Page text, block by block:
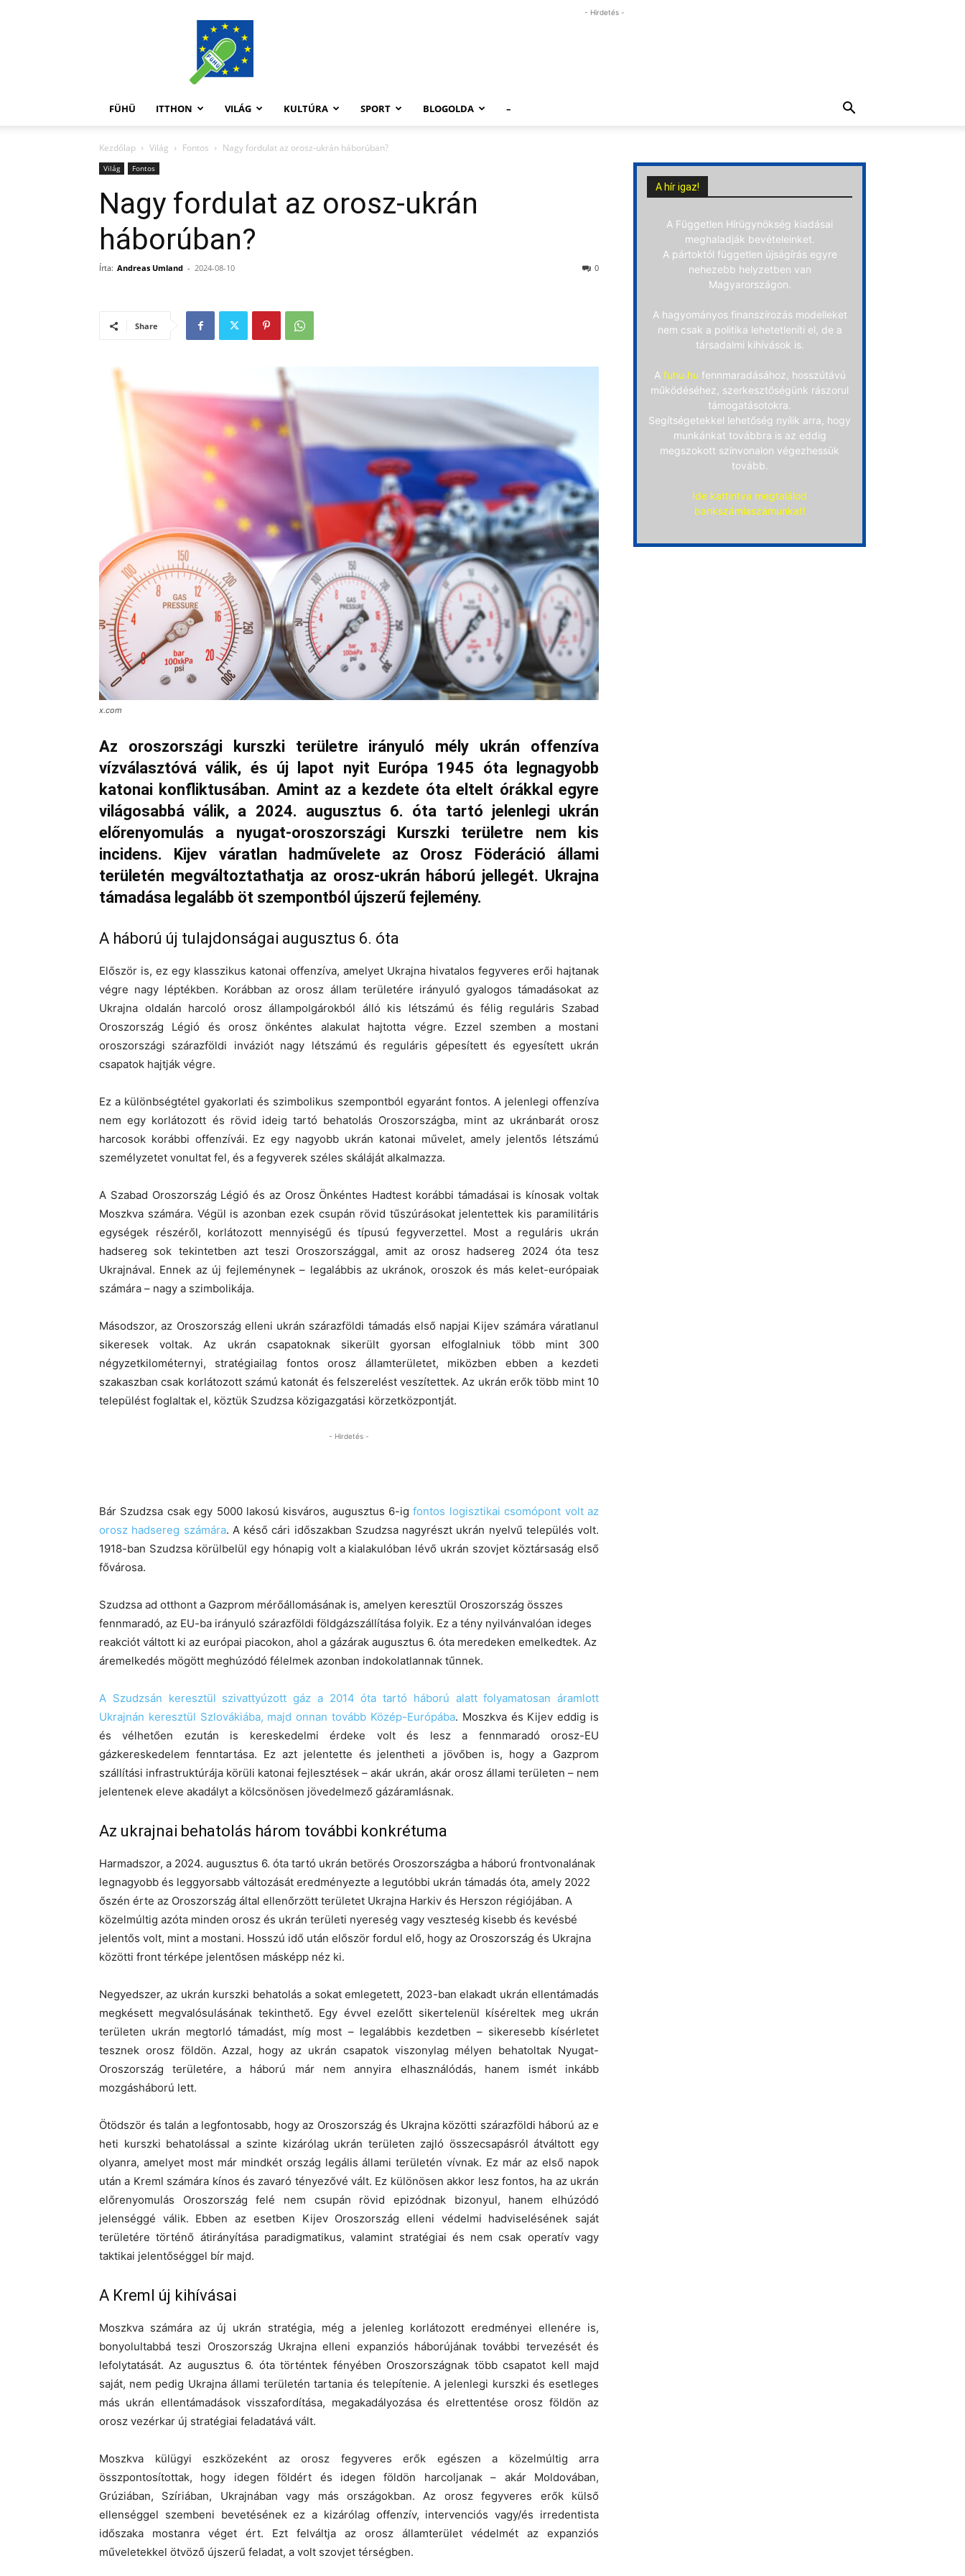
FüHü
- Hirdetés -
FÜHÜ ITTHON VILÁG KULTÚRA SPORT BLOGOLDA –
Kezdőlap Világ Fontos Nagy fordulat az orosz-ukrán háborúban?
Világ Fontos
Nagy fordulat az orosz-ukrán
háborúban?
Írta: Andreas Umland - 2024-08-10 0
Share
x.com
Az oroszországi kurszki területre irányuló mély ukrán offenzíva
vízválasztóvá válik, és új lapot nyit Európa 1945 óta legnagyobb
katonai konfliktusában. Amint az a kezdete óta eltelt órákkal egyre
világosabbá válik, a 2024. augusztus 6. óta tartó jelenlegi ukrán
előrenyomulás a nyugat-oroszországi Kurszki területre nem kis
incidens. Kijev váratlan hadművelete az Orosz Föderáció állami
területén megváltoztathatja az orosz-ukrán háború jellegét. Ukrajna
támadása legalább öt szempontból újszerű fejlemény.
A háború új tulajdonságai augusztus 6. óta
Először is, ez egy klasszikus katonai offenzíva, amelyet Ukrajna hivatalos fegyveres erői hajtanak
végre nagy léptékben. Korábban az orosz állam területére irányuló gyalogos támadásokat az
Ukrajna oldalán harcoló orosz állampolgárokból álló kis létszámú és félig reguláris Szabad
Oroszország Légió és orosz önkéntes alakulat hajtotta végre. Ezzel szemben a mostani
oroszországi szárazföldi inváziót nagy létszámú és reguláris gépesített és egyesített ukrán
csapatok hajtják végre.
Ez a különbségtétel gyakorlati és szimbolikus szempontból egyaránt fontos. A jelenlegi offenzíva
nem egy korlátozott és rövid ideig tartó behatolás Oroszországba, mint az ukránbarát orosz
harcosok korábbi offenzívái. Ez egy nagyobb ukrán katonai művelet, amely jelentős létszámú
személyzetet vonultat fel, és a fegyverek széles skáláját alkalmazza.
A Szabad Oroszország Légió és az Orosz Önkéntes Hadtest korábbi támadásai is kínosak voltak
Moszkva számára. Végül is azonban ezek csupán rövid tűszúrásokat jelentettek kis paramilitáris
egységek részéről, korlátozott mennyiségű és típusú fegyverzettel. Most a reguláris ukrán
hadsereg sok tekintetben azt teszi Oroszországgal, amit az orosz hadsereg 2024 óta tesz
Ukrajnával. Ennek az új fejleménynek – legalábbis az ukránok, oroszok és más kelet-európaiak
számára – nagy a szimbolikája.
Másodszor, az Oroszország elleni ukrán szárazföldi támadás első napjai Kijev számára váratlanul
sikeresek voltak. Az ukrán csapatoknak sikerült gyorsan elfoglalniuk több mint 300
négyzetkilométernyi, stratégiailag fontos orosz államterületet, miközben ebben a kezdeti
szakaszban csak korlátozott számú katonát és felszerelést veszítettek. Az ukrán erők több mint 10
települést foglaltak el, köztük Szudzsa közigazgatási körzetközpontját.
- Hirdetés -
Bár Szudzsa csak egy 5000 lakosú kisváros, augusztus 6-igfontos logisztikai csomópont volt az
orosz hadsereg számára. A késő cári időszakban Szudzsa nagyrészt ukrán nyelvű település volt.
1918-ban Szudzsa körülbelül egy hónapig volt a kialakulóban lévő ukrán szovjet köztársaság első
fővárosa.
Szudzsa ad otthont a Gazprom mérőállomásának is, amelyen keresztül Oroszország összes
fennmaradó, az EU-ba irányuló szárazföldi földgázszállítása folyik. Ez a tény nyilvánvalóan ideges
reakciót váltott ki az európai piacokon, ahol a gázárak augusztus 6. óta meredeken emelkedtek. Az
áremelkedés mögött meghúzódó félelmek azonban indokolatlannak tűnnek.
A Szudzsán keresztül szivattyúzott gáz a 2014 óta tartó háború alatt folyamatosan áramlott
Ukrajnán keresztül Szlovákiába, majd onnan tovább Közép-Európába. Moszkva és Kijev eddig is
és vélhetően ezután is kereskedelmi érdeke volt és lesz a fennmaradó orosz-EU
gázkereskedelem fenntartása. Ez azt jelentette és jelentheti a jövőben is, hogy a Gazprom
szállítási infrastruktúrája körüli katonai fejlesztések – akár ukrán, akár orosz állami területen – nem
jelentenek eleve akadályt a kölcsönösen jövedelmező gázáramlásnak.
Az ukrajnai behatolás három további konkrétuma
Harmadszor, a 2024. augusztus 6. óta tartó ukrán betörés Oroszországba a háború frontvonalának
legnagyobb és leggyorsabb változását eredményezte a legutóbbi ukrán támadás óta, amely 2022
őszén érte az Oroszország által ellenőrzött területet Ukrajna Harkiv és Herszon régiójában. A
közelmúltig azóta minden orosz és ukrán területi nyereség vagy veszteség kisebb és kevésbé
jelentős volt, mint a mostani. Hosszú idő után először fordul elő, hogy az Oroszország és Ukrajna
közötti front térképe jelentősen másképp néz ki.
Negyedszer, az ukrán kurszki behatolás a sokat emlegetett, 2023-ban elakadt ukrán ellentámadás
megkésett megvalósulásának tekinthető. Egy évvel ezelőtt sikertelenül kíséreltek meg ukrán
területen ukrán megtorló támadást, míg most – legalábbis kezdetben – sikeresebb kísérletet
tesznek orosz földön. Azzal, hogy az ukrán csapatok viszonylag mélyen behatoltak Nyugat-
Oroszország területére, a háború már nem annyira elhasználódás, hanem ismét inkább
mozgásháború lett.
Ötödször és talán a legfontosabb, hogy az Oroszország és Ukrajna közötti szárazföldi háború az e
heti kurszki behatolással a szinte kizárólag ukrán területen zajló összecsapásról átváltott egy
olyanra, amelyet most már mindkét ország legális állami területén vívnak. Ez már az első napok
után a Kreml számára kínos és zavaró tényezővé vált. Ez különösen akkor lesz fontos, ha az ukrán
előrenyomulás Oroszország felé nem csupán rövid epizódnak bizonyul, hanem elhúzódó
jelenséggé válik. Ebben az esetben Kijev Oroszország elleni védelmi hadviselésének saját
területére történő átirányítása paradigmatikus, valamint stratégiai és nem csak operatív vagy
taktikai jelentőséggel bír majd.
A Kreml új kihívásai
Moszkva számára az új ukrán stratégia, még a jelenleg korlátozott eredményei ellenére is,
bonyolultabbá teszi Oroszország Ukrajna elleni expanziós háborújának további tervezését és
lefolytatását. Az augusztus 6. óta történtek fényében Oroszországnak több csapatot kell majd
saját, nem pedig Ukrajna állami területén tartania és telepítenie. A jelenlegi kurszki és esetleges
más ukrán ellentámadások visszafordítása, megakadályozása és elrettentése orosz földön az
orosz vezérkar új stratégiai feladatává vált.
Moszkva külügyi eszközeként az orosz fegyveres erők egészen a közelmúltig arra
összpontosítottak, hogy idegen földért és idegen földön harcoljanak – akár Moldovában,
Grúziában, Szíriában, Ukrajnában vagy más országokban. Az orosz fegyveres erők külső
ellenséggel szembeni bevetésének ez a kizárólag offenzív, intervenciós vagy/és irredentista
időszaka mostanra véget ért. Ezt felváltja az orosz államterület védelmét az expanziós
műveletekkel ötvöző újszerű feladat, a volt szovjet térségben.
A hír igaz!
A Független Hírügynökség kiadásai
meghaladják bevételeinket.
A pártoktól független újságírás egyre
nehezebb helyzetben van
Magyarországon.
A hagyományos finanszírozás modelleket
nem csak a politika lehetetleníti el, de a
társadalmi kihívások is.
A fuhu.hu fennmaradásához, hosszútávú
működéséhez, szerkesztőségünk rászorul
támogatásotokra.
Segítségetekkel lehetőség nyílik arra, hogy
munkánkat továbbra is az eddig
megszokott színvonalon végezhessük
tovább.
Ide kattintva megtalálod
bankszámlaszámunkat!